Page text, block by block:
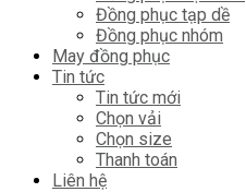
Đồng phục tạp dề
Đồng phục nhóm
May đồng phục
Tin tức
Tin tức mới
Chọn vải
Chọn size
Thanh toán
Liên hệ